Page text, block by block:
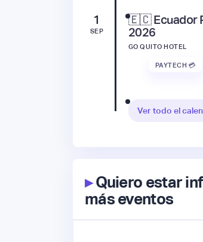
1
SEP
🇪🇨 Ecuador
2026
GO QUITO HOTEL
PAYTECH 💳
Ver todo el
▸Quiero estar
más eventos